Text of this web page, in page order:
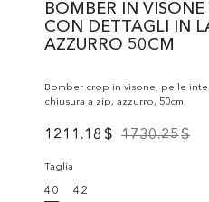
BOMBER IN VISONE
CON DETTAGLI IN
AZZURRO 50CM
Bomber crop in visone, pelle
chiusura a zip, azzurro, 50cm
1211.18 $ 1730.25$
Taglia
40 42